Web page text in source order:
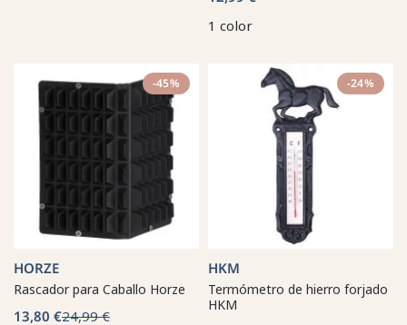
1 color
-45%
HORZE
Rascador para Caballo Horze
13,80 €24,99 €
-24%
HKM
Termómetro de hierro forjado
HKM